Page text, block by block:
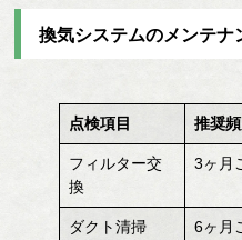
換気システムのメンテナ
点検項目 推奨
フィルター交
換
3ヶ月
ダクト清掃 6ヶ月